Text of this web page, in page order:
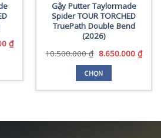
₫.
₫Giá
8.650.000 ₫.
Gậy Putter Taylormade
Spider TOUR TORCHED
TruePath Double Bend
(2026)
10.500.000₫ Giá
là:
10.500.000 ₫.
8.650.000 ₫Giá
CHỌN
có